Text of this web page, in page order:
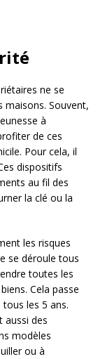
ne se
maisons. Souvent,
à
de ces
Pour cela, il
dispositifs
au fil des
la clé ou la
les risques
se déroule tous
toutes les
Cela passe
les 5 ans.
aussi des
modèles
ou à